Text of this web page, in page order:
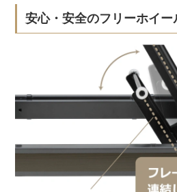
安心・安全のフリーホイー